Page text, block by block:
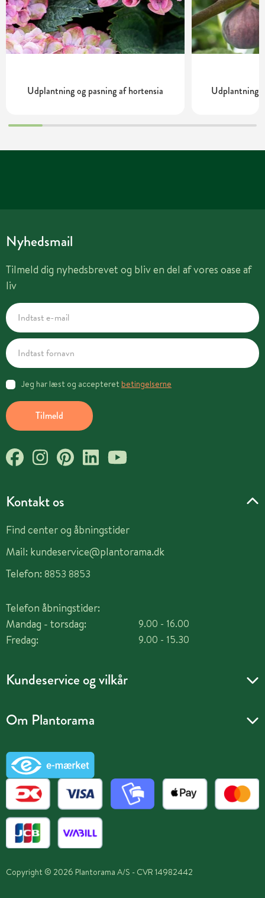
Udplantning og pasning af hortensia Udplantning
Kontakt os
Find center og åbningstider
Mail: kundeservice@plantorama.dk
Telefon: 8853 8853
Telefon åbningstider:
Mandag - torsdag:
Fredag:
9.00 - 16.00
9.00 - 15.30
Kundeservice og vilkår
Om Plantorama
Nyhedsmail
Tilmeld dig nyhedsbrevet og bliv en del af vores oase af
liv
Tilmeld
Jeg har læst og accepteret betingelserne
Copyright © 2026 Plantorama A/S - CVR 14982442